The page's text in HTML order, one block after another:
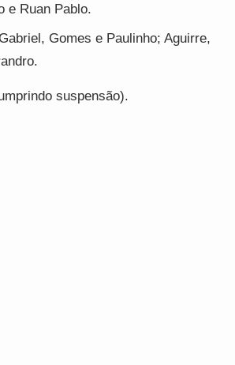
e Ruan Pablo.
Gomes e Paulinho; Aguirre,
suspensão).